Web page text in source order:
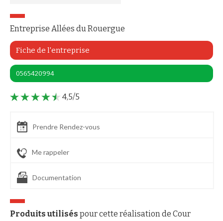
Entreprise Allées du Rouergue
Fiche de l'entreprise
0565420994
4,5/5
Prendre Rendez-vous
Me rappeler
Documentation
Produits utilisés pour cette réalisation de Cour